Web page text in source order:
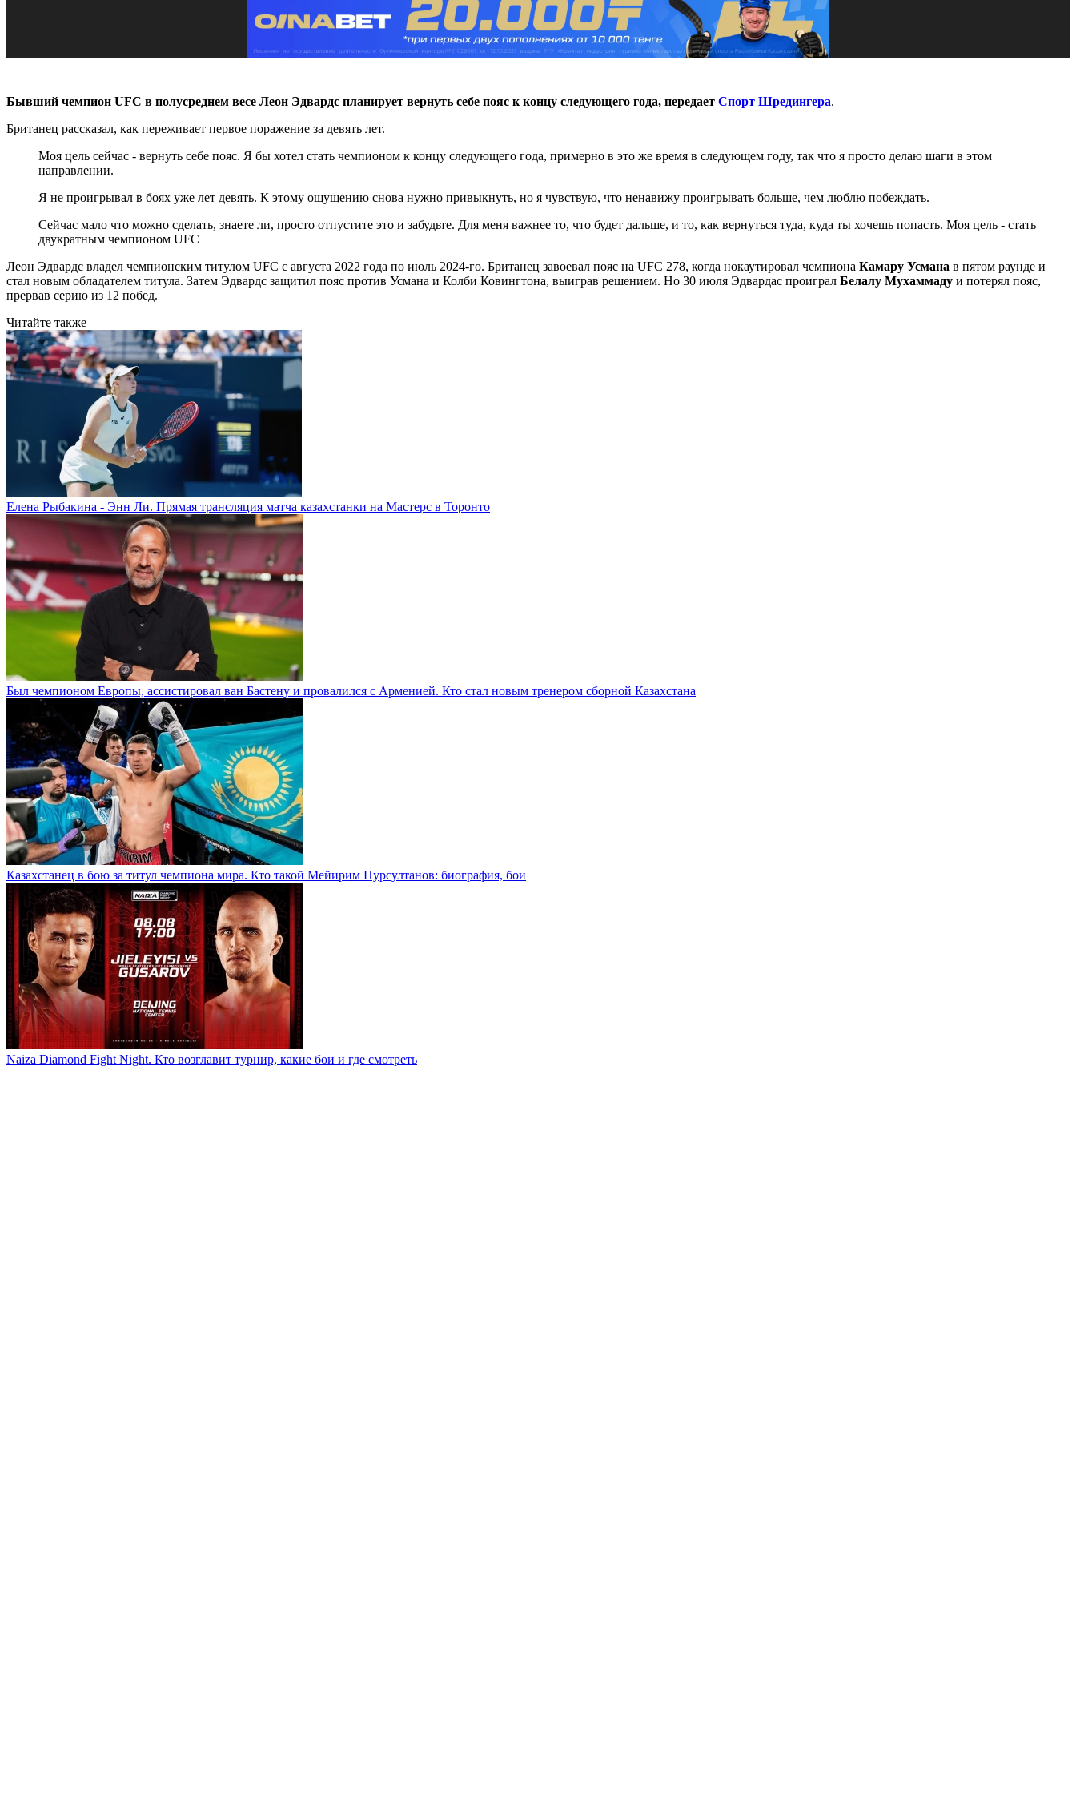
Бывший чемпион UFC в полусреднем весе Леон Эдвардс планирует вернуть себе пояс к концу следующего года, передает Спорт Шредингера.
Британец рассказал, как переживает первое поражение за девять лет.
Моя цель сейчас - вернуть себе пояс. Я бы хотел стать чемпионом к концу следующего года, примерно в это же время в следующем году, так что я просто делаю шаги в этом
направлении.
Я не проигрывал в боях уже лет девять. К этому ощущению снова нужно привыкнуть, но я чувствую, что ненавижу проигрывать больше, чем люблю побеждать.
Сейчас мало что можно сделать, знаете ли, просто отпустите это и забудьте. Для меня важнее то, что будет дальше, и то, как вернуться туда, куда ты хочешь попасть. Моя цель - стать
двукратным чемпионом UFC
Леон Эдвардс владел чемпионским титулом UFC с августа 2022 года по июль 2024-го. Британец завоевал пояс на UFC 278, когда нокаутировал чемпиона Камару Усмана в пятом раунде и
стал новым обладателем титула. Затем Эдвардс защитил пояс против Усмана и Колби Ковингтона, выиграв решением. Но 30 июля Эдвардас проиграл Белалу Мухаммаду и потерял пояс,
прервав серию из 12 побед.
Читайте также
Елена Рыбакина - Энн Ли. Прямая трансляция матча казахстанки на Мастерс в Торонто
Был чемпионом Европы, ассистировал ван Бастену и провалился с Арменией. Кто стал новым тренером сборной Казахстана
Казахстанец в бою за титул чемпиона мира. Кто такой Мейирим Нурсултанов: биография, бои
Naiza Diamond Fight Night. Кто возглавит турнир, какие бои и где смотреть